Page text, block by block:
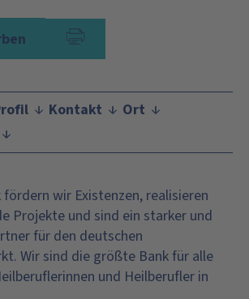
Kontakt
Ort
fördern wir Existenzen, realisieren
Projekte und sind ein starker und
für den deutschen
Wir sind die größte Bank für alle
und Heilberufler in